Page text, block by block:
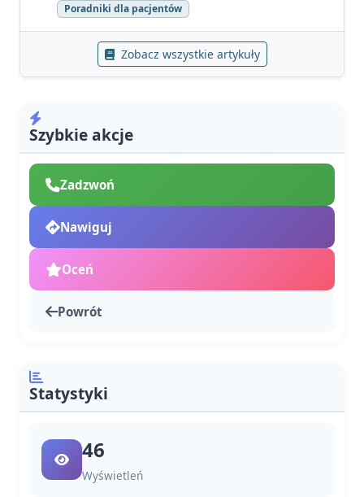
Poradniki dla pacjentów
Zobacz wszystkie artykuły
Szybkie akcje
Zadzwoń
Nawiguj
Oceń
Powrót
Statystyki
46
Wyświetleń